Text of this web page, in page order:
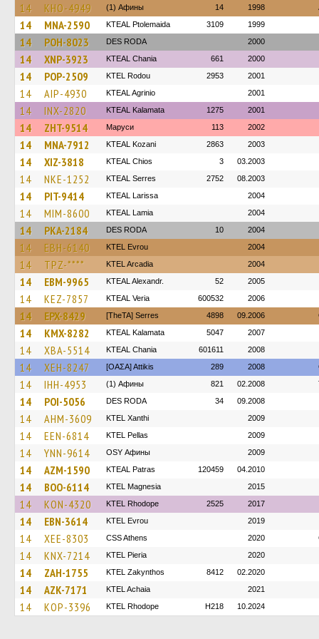
14 KHO-4949 (1) Афины 14 1998
14 MNA-2590 KTEAL Ptolemaida 3109 1999
14 POH-8023 DES RODA 2000
14 XNP-3923 KTEAL Chania 661 2000
14 POP-2509 ΚΤΕL Rodou 2953 2001
14 AIP-4930 KTEAL Agrinio 2001
14 INX-2820 KTEAL Kalamata 1275 2001
14 ZHT-9514 Маруси 113 2002
14 MNA-7912 KTEAL Kozani 2863 2003
14 XIZ-3818 KTEAL Chios 3 03.2003
14 NKE-1252 KTEAL Serres 2752 08.2003
14 PIT-9414 KTEAL Larissa 2004
14 MIM-8600 KTEAL Lamia 2004
14 PKA-2184 DES RODA 10 2004
14 EBH-6140 KTEL Evrou 2004
14 TPZ-**** KTEL Arcadia 2004
14 EBM-9965 KTEAL Alexandr. 52 2005
14 KEZ-7857 KTEAL Veria 600532 2006
14 EPX-8429 [TheTA] Serres 4898 09.2006
14 KMX-8282 KTEAL Kalamata 5047 2007
14 XBA-5514 KTEAL Chania 601611 2008
14 XEH-8247 [ΟΑΣΑ] Αttikis 289 2008
14 IHH-4953 (1) Афины 821 02.2008
14 POI-5056 DES RODA 34 09.2008
14 AHM-3609 KTEL Xanthi 2009
14 EEN-6814 KTEL Pellas 2009
14 YNN-9614 OSY Афины 2009
14 AZM-1590 KTEAL Patras 120459 04.2010
14 BOO-6114 ΚΤΕL Magnesia 2015
14 KON-4320 KTEL Rhodope 2525 2017
14 EBN-3614 KTEL Evrou 2019
14 XEE-8303 CSS Athens 2020
14 KNX-7214 KTEL Pieria 2020
14 ZAH-1755 KTEL Zakynthos 8412 02.2020
14 AZK-7171 KTEL Achaia 2021
14 KOP-3396 KTEL Rhodope H218 10.2024